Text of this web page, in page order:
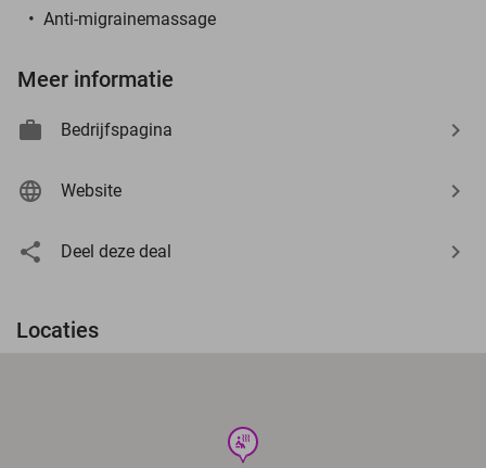
Anti-migrainemassage
Meer informatie
Bedrijfspagina
Website
Deel deze deal
Locaties
wellness